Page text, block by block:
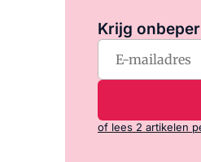
Krijg
of lees 2 artikelen